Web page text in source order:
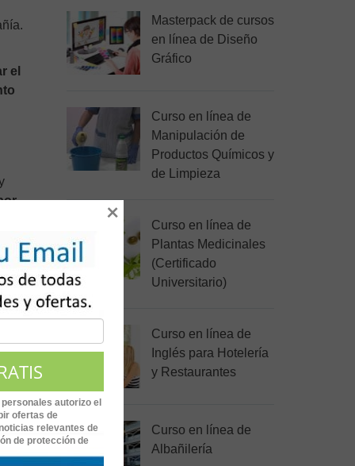
el
por
Masterpack de cursos
en línea de Diseño
Gráfico
Curso en línea de
Manipulación de
Productos Químicos y
de Limpieza
Curso en línea de
Plantas Medicinales
(Certificado
Universitario)
Curso en línea de
Inglés para Hotelería
y Restaurantes
Curso en línea de
Albañilería
autorizo el
ofertas de
relevantes de
de protección de
×